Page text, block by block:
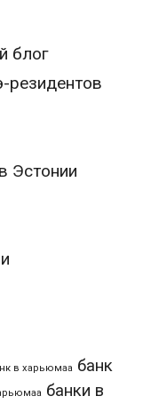
блог
резидентов
Эстонии
в харьюмаа банк
банки в